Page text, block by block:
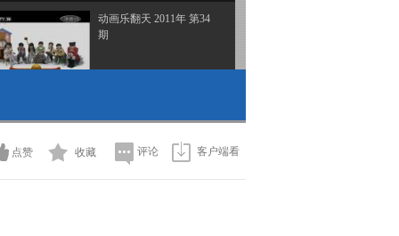
动画乐翻天 2011年 第34
期
2011-02-02 19:44:15
点赞 收藏 评论 客户端看